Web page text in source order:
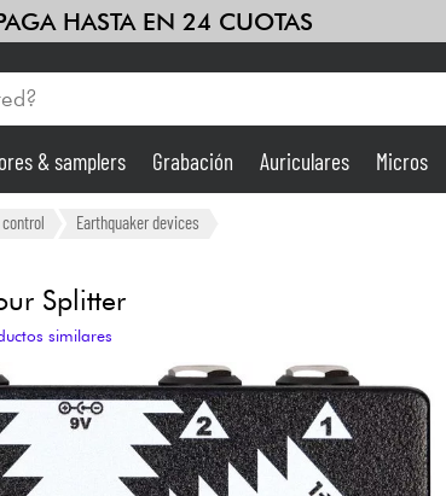
HASTA EN 24 CUOTAS
Ampli & Efectos
Batería y percusión
Niños
& samplers Grabación Auriculares Micros
Earthquaker devices
Splitter
similares